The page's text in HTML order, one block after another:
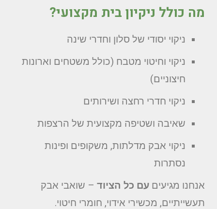
מה כולל ניקיון בית מקצועי?
ניקוי יסודי של סלון וחדרי שינה
ניקוי וחיטוי מטבח (כולל משטחים וארונות
חיצוניים)
ניקוי חדרי רחצה ושירותים
שאיבה ושטיפה מקצועית של הרצפות
ניקוי אבק מדלתות, משקופים ופינות
נסתרות
אנחנו מגיעים עם כל הציוד – שואבי אבק
תעשייתיים, מכשירי אידוי, חומרי חיטוי.